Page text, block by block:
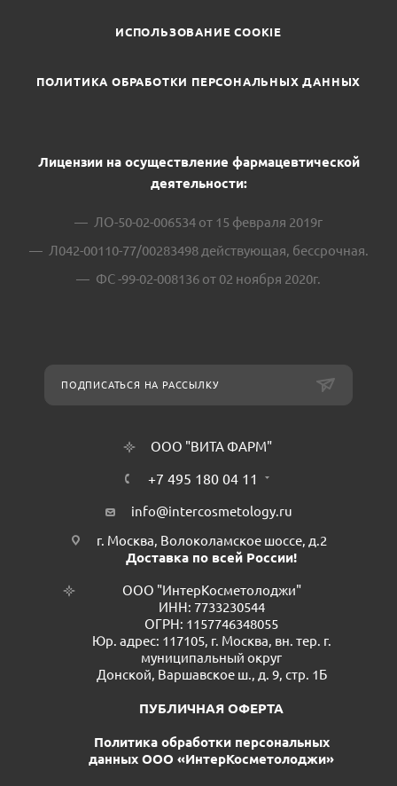
ИСПОЛЬЗОВАНИЕ COOKIE
ПОЛИТИКА ОБРАБОТКИ ПЕРСОНАЛЬНЫХ ДАННЫХ
Лицензии на осуществление фармацевтической
деятельности:
ЛО-50-02-006534 от 15 февраля 2019г
Л042-00110-77/00283498 действующая, бессрочная.
ФС -99-02-008136 от 02 ноября 2020г.
ПОДПИСАТЬСЯ НА РАССЫЛКУ
ООО "ВИТА ФАРМ"
+7 495 180 04 11
info@intercosmetology.ru
г. Москва, Волоколамское шоссе, д.2
Доставка по всей России!
ООО "ИнтерКосметолоджи"
ИНН: 7733230544
ОГРН: 1157746348055
Юр. адрес: 117105, г. Москва, вн. тер. г.
муниципальный округ
Донской, Варшавское ш., д. 9, стр. 1Б
ПУБЛИЧНАЯ ОФЕРТА
Политика обработки персональных
данных ООО «ИнтерКосметолоджи»